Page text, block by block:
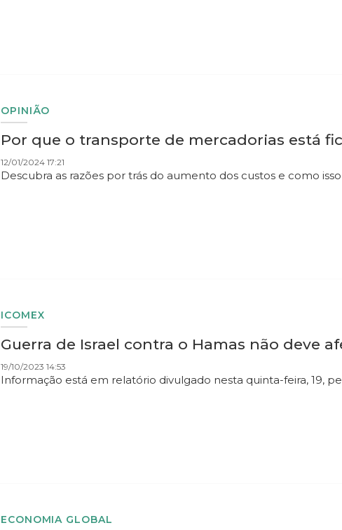
OPINIÃO
Por que o transporte de mercadorias está
12/01/2024 17:21
Descubra as razões por trás do aumento dos custos e como
ICOMEX
Guerra de Israel contra o Hamas não deve
19/10/2023 14:53
Informação está em relatório divulgado nesta quinta-feira, 19,
ECONOMIA GLOBAL